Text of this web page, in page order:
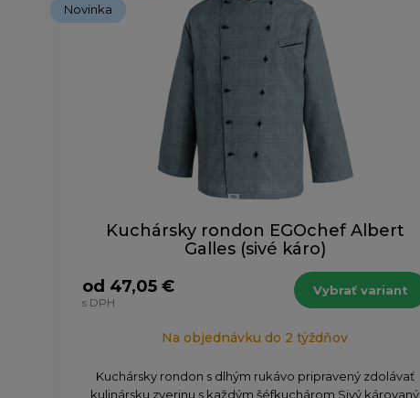
Novinka
Kuchársky rondon EGOchef Albert
Galles (sivé káro)
od 47,05 €
s DPH
Vybrať variant
Na objednávku do 2 týždňov
​Kuchársky rondon s dlhým rukávo pripravený zdolávať
kulinársku zverinu s každým šéfkuchárom Sivý károvaný